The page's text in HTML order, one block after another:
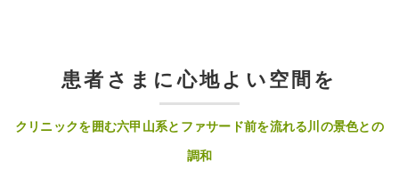
患者さまに心地よい空間を
クリニックを囲む六甲山系とファサード前を流れる川の景色との
調和